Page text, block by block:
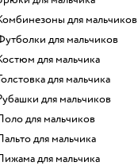
Комбинезоны для мальчиков
Футболки для мальчиков
Костюм для мальчика
Толстовка для мальчика
Рубашки для мальчиков
Поло для мальчиков
Пальто для мальчика
Пижама для мальчика